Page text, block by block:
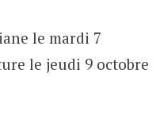
le mardi 7
le jeudi 9 octobre